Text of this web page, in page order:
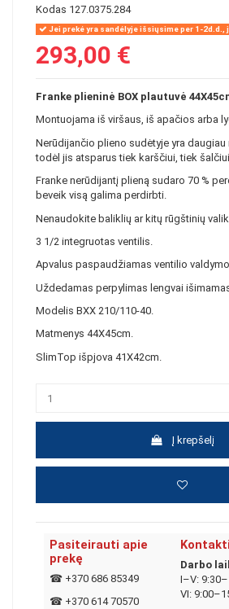
Kodas 127.0375.284
Jei prekė yra sandėlyje išsiųsime per 1-2d.d.,
293,00 €
Franke plieninė BOX plautuvė
Montuojama iš viršaus, iš apačios arba
Nerūdijančio plieno sudėtyje yra daugiau
todėl jis atsparus tiek karščiui, tiek šalčiui.
Franke nerūdijantį plieną sudaro 70 %
beveik visą galima perdirbti.
Nenaudokite baliklių ar kitų rūgštinių
3 1/2 integruotas ventilis.
Apvalus paspaudžiamas ventilio
Uždedamas perpylimas lengvai
Modelis BXX 210/110-40.
Matmenys 44X45cm.
SlimTop išpjova 41X42cm.
Į krepšelį
Pasiteirauti apie
prekę
☎ +370 686 85349
☎ +370 614 70570
Darbo
I–V:
VI: